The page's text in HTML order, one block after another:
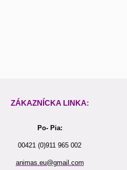
ZÁKAZNÍCKA LINKA:
Po- Pia:
00421 (0)911 965 002
animas.eu@gmail.com